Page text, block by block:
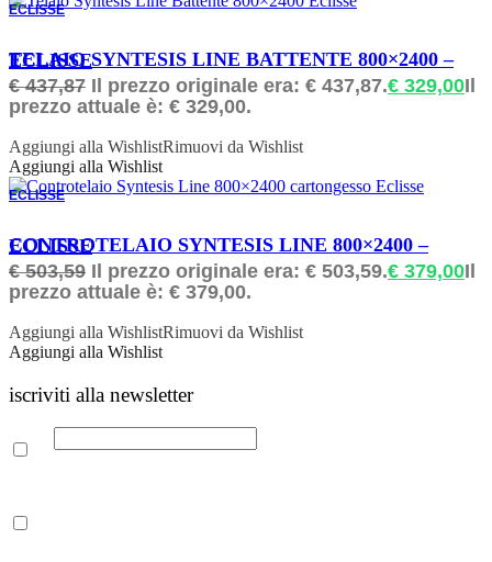
ECLISSE
ORDINABILE
TELAIO SYNTESIS LINE BATTENTE 800×2400 – ECLISSE
€437,87 Il prezzo originale era: € 437,87.€ 329,00Il
prezzo attuale è: € 329,00.
Aggiungi alla WishlistRimuovi da Wishlist
Aggiungi alla Wishlist
ECLISSE
ORDINABILE
CONTROTELAIO SYNTESIS LINE 800×2400 – ECLISSE
€503,59 Il prezzo originale era: € 503,59.€ 379,00Il
prezzo attuale è: € 379,00.
Aggiungi alla WishlistRimuovi da Wishlist
Aggiungi alla Wishlist
iscriviti alla newsletter